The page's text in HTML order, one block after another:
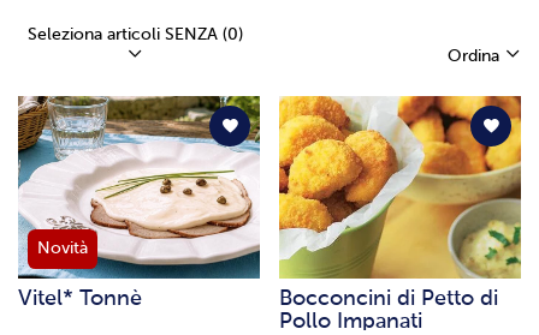
Seleziona articoli SENZA (0)
Ordina
Novità
Vitel* Tonnè
Bocconcini di Petto di
Pollo Impanati